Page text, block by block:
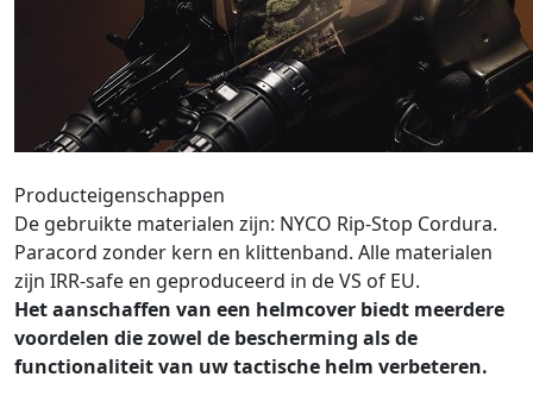
Producteigenschappen
De gebruikte materialen zijn: NYCO Rip-Stop Cordura.
Paracord zonder kern en klittenband. Alle materialen
zijn IRR-safe en geproduceerd in de VS of EU.
Het aanschaffen van een helmcover biedt meerdere
voordelen die zowel de bescherming als de
functionaliteit van uw tactische helm verbeteren.